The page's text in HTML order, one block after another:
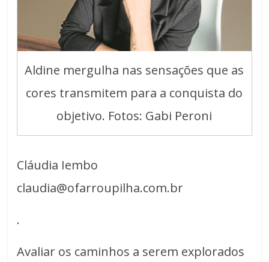
Aldine mergulha nas sensações que as
cores transmitem para a conquista do
objetivo. Fotos: Gabi Peroni
Cláudia Iembo
claudia@ofarroupilha.com.br
.
Avaliar os caminhos a serem explorados